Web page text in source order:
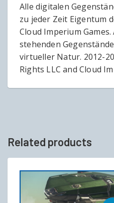
Alle digitalen
zu jeder Zeit Eigentum
Cloud Imperium
stehenden
virtueller Natur. 2012-
Rights LLC and Cloud
Related products